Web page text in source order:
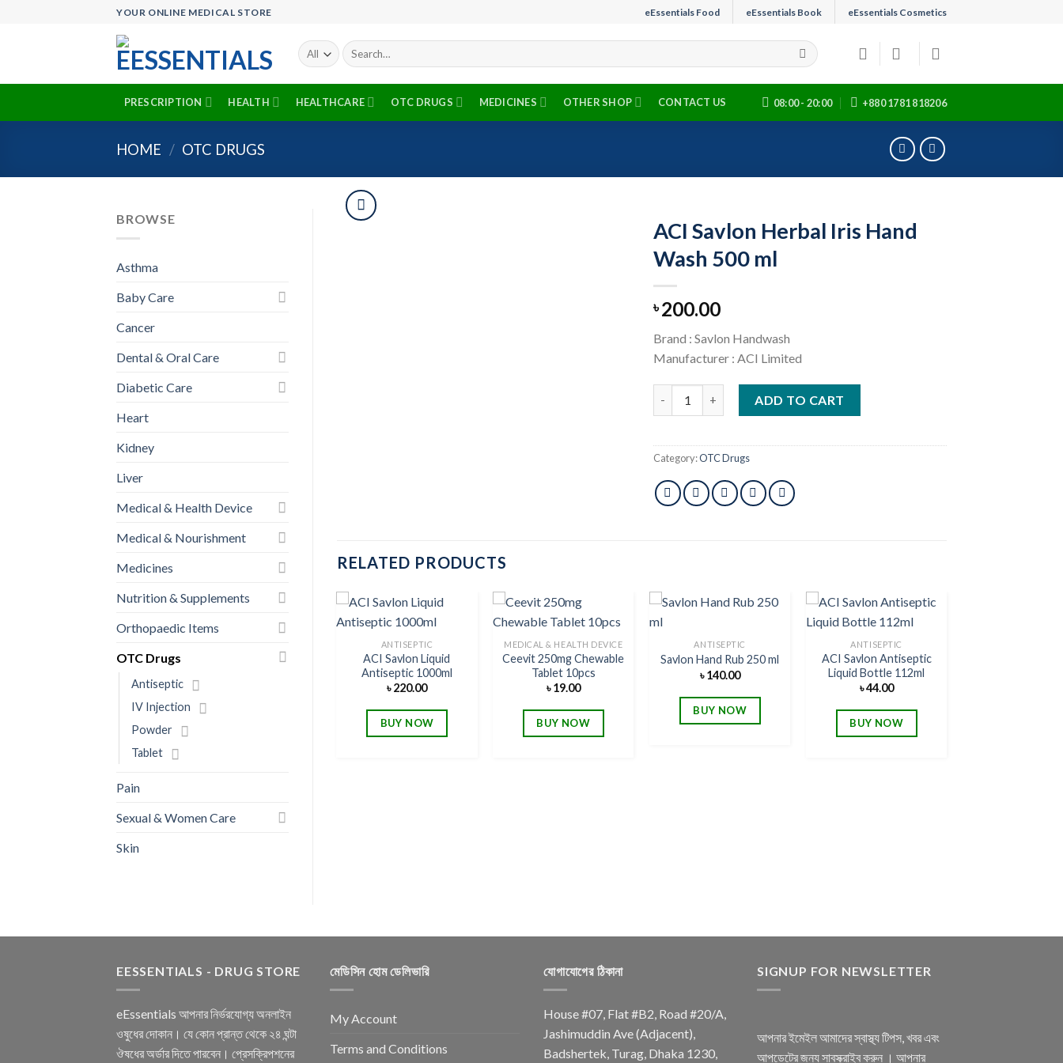
YOUR ONLINE MEDICAL STORE eEssentials Food eEssentials Book eEssentials Cosmetics
Search
for:
PRESCRIPTION HEALTH HEALTHCARE OTC DRUGS MEDICINES OTHER SHOP CONTACT US 08:00 - 20:00 +880 1781 818206
HOME / OTC DRUGS
BROWSE
Asthma
Baby Care
Cancer
Dental & Oral Care
Diabetic Care
Heart
Kidney
Liver
Medical & Health Device
Medical & Nourishment
Medicines
Nutrition & Supplements
Orthopaedic Items
OTC Drugs
Antiseptic
IV Injection
Powder
Tablet
Pain
Sexual & Women Care
Skin
ACI Savlon Herbal Iris Hand
Wash 500 ml
৳200.00
Brand : Savlon Handwash
Manufacturer : ACI Limited
ADD TO CART
Category:OTC Drugs
RELATED PRODUCTS
Add to
wishlist
ANTISEPTIC
ACI Savlon Liquid
Antiseptic 1000ml
৳220.00
BUY NOW
Add to
wishlist
MEDICAL & HEALTH DEVICE
Ceevit 250mg Chewable
Tablet 10pcs
৳19.00
BUY NOW
Add to
ANTISEPTIC
Savlon Hand Rub 250 ml
৳140.00
BUY NOW
Add to
wishlist
ANTISEPTIC
ACI Savlon Antiseptic
Liquid Bottle 112ml
৳44.00
BUY NOW
Add to
OTC DRUGS
ACI Savlon Herbal Lavender
Hand Wash 500 ml
Add to
EESSENTIALS - DRUG STORE
eEssentials আপনার নির্ভরযোগ্য অনলাইন
ওষুধের দোকান। যে কোন প্রান্ত থেকে ২৪ ঘন্টা
ঔষধের অর্ডার দিতে পারবেন। প্রেসক্রিপশনের
মেডিসিন হোম ডেলিভারি
My Account
Terms and Conditions
যোগাযোগের ঠিকানা
House #07, Flat #B2, Road #20/A,
Jashimuddin Ave (Adjacent),
Badshertek, Turag, Dhaka 1230,
SIGNUP FOR NEWSLETTER
আপনার ইমেইল আমাদের স্বাস্থ্য টিপস, খবর এবং
আপডেটের জন্য সাবস্ক্রাইব করুন । আপনার